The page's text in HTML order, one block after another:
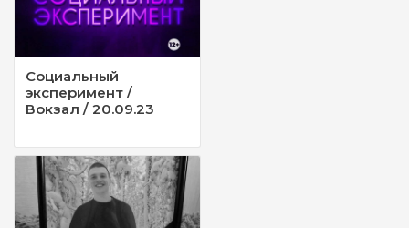
Социальный
эксперимент /
Вокзал / 20.09.23